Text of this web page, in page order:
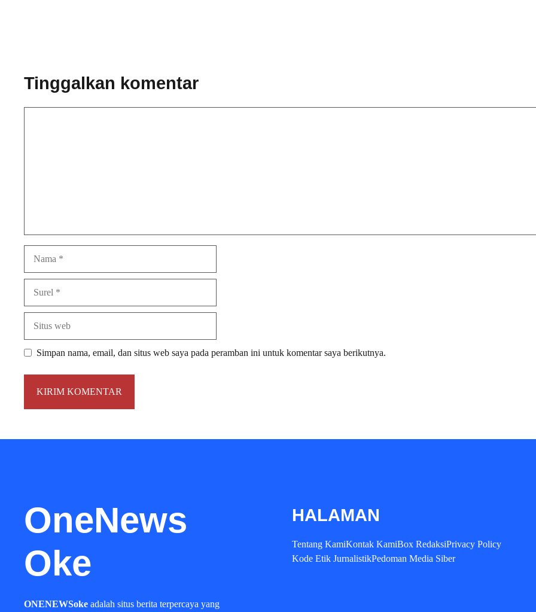
Tinggalkan komentar
Simpan nama, email, dan situs web saya pada peramban ini untuk komentar saya berikutnya.
OneNews
Oke
ONENEWSoke adalah situs berita terpercaya yang
HALAMAN
Tentang KamiKontak KamiBox RedaksiPrivacy Policy
Kode Etik JurnalistikPedoman Media Siber